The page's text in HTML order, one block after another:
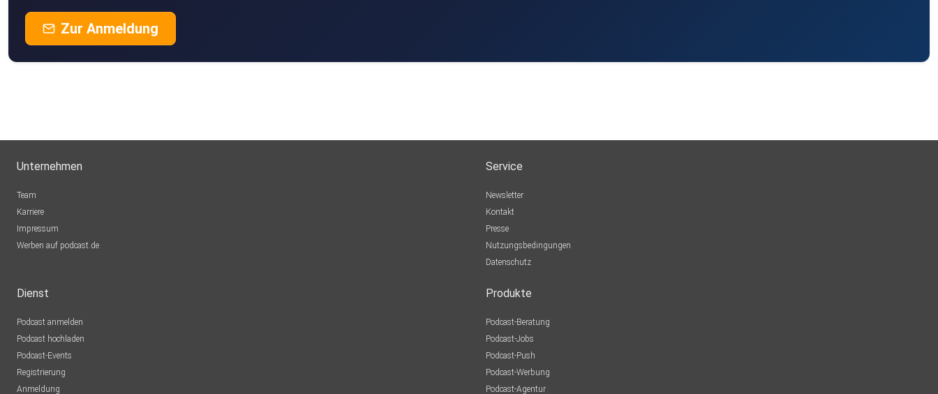
Zur Anmeldung
Unternehmen
Team
Karriere
Impressum
Werben auf podcast.de
Service
Newsletter
Kontakt
Presse
Nutzungsbedingungen
Datenschutz
Dienst
Podcast anmelden
Podcast hochladen
Podcast-Events
Registrierung
Anmeldung
Produkte
Podcast-Beratung
Podcast-Jobs
Podcast-Push
Podcast-Werbung
Podcast-Agentur